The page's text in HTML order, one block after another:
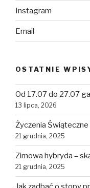
Instagram
Email
OSTATNIE
Od 17.07 do 27.07
13 lipca, 2026
Życzenia Świąteczne
21 grudnia, 2025
Zimowa hybryda –
21 grudnia, 2025